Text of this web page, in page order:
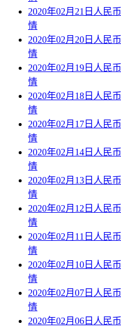
2020年02月21日人民
情
2020年02月20日人民
情
2020年02月19日人民
情
2020年02月18日人民
情
2020年02月17日人民
情
2020年02月14日人民
情
2020年02月13日人民
情
2020年02月12日人民
情
2020年02月11日人民
情
2020年02月10日人民
情
2020年02月07日人民
情
2020年02月06日人民